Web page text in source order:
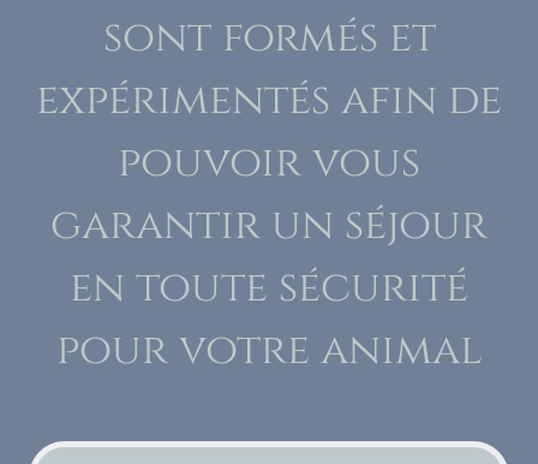
sont formés et
expérimentés afin de
pouvoir vous
garantir un séjour
en toute sécurité
pour votre animal